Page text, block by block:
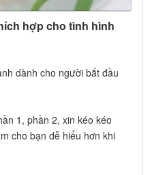
hợp cho tình hình
dành cho người bắt đầu
1, phần 2, xin kéo kéo
cho bạn dễ hiểu hơn khi